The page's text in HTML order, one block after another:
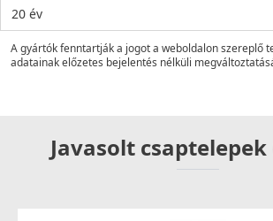
20 év
A gyártók fenntartják a jogot a weboldalon szereplő
adatainak előzetes bejelentés nélküli
Javasolt csaptelepek